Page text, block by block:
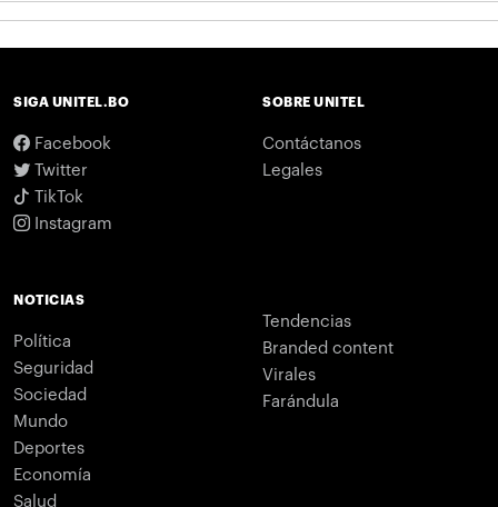
SIGA UNITEL.BO
Facebook
Twitter
TikTok
Instagram
SOBRE UNITEL
Contáctanos
Legales
NOTICIAS
Política
Seguridad
Sociedad
Mundo
Deportes
Economía
Salud
Tendencias
Branded content
Virales
Farándula